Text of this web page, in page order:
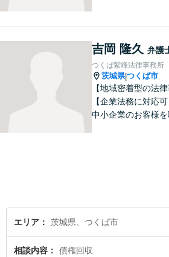
もっと身近に、相談
気軽に」を心がけて
ので、お気軽にご相
い。
吉岡 隆久 弁護
つくば紫峰法律事務所
茨城県|つくば市
【地域密着型の法律
【企業法務に対応
中小企業のお客様を
エリア 茨城県、つくば市
相談内容 債権回収